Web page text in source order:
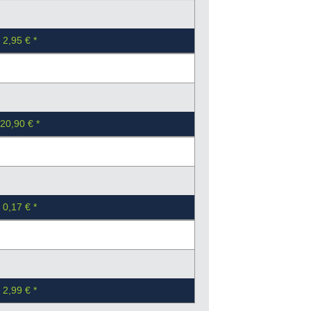
2,95 €
20,90 €
0,17 €
2,99 €